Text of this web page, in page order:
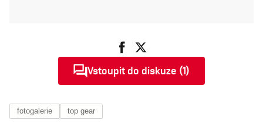
Vstoupit do diskuze (1)
fotogalerie top gear